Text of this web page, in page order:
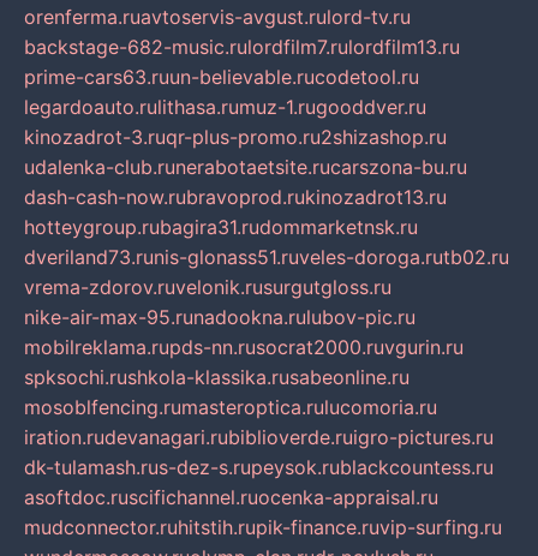
orenferma.ruavtoservis-avgust.rulord-tv.ru
backstage-682-music.rulordfilm7.rulordfilm13.ru
prime-cars63.ruun-believable.rucodetool.ru
legardoauto.rulithasa.rumuz-1.rugooddver.ru
kinozadrot-3.ruqr-plus-promo.ru2shizashop.ru
udalenka-club.runerabotaetsite.rucarszona-bu.ru
dash-cash-now.rubravoprod.rukinozadrot13.ru
hotteygroup.rubagira31.rudommarketnsk.ru
dveriland73.runis-glonass51.ruveles-doroga.rutb02.ru
vrema-zdorov.ruvelonik.rusurgutgloss.ru
nike-air-max-95.runadookna.rulubov-pic.ru
mobilreklama.rupds-nn.rusocrat2000.ruvgurin.ru
spksochi.rushkola-klassika.rusabeonline.ru
mosoblfencing.rumasteroptica.rulucomoria.ru
iration.rudevanagari.rubiblioverde.ruigro-pictures.ru
dk-tulamash.rus-dez-s.rupeysok.rublackcountess.ru
asoftdoc.ruscifichannel.ruocenka-appraisal.ru
mudconnector.ruhitstih.rupik-finance.ruvip-surfing.ru